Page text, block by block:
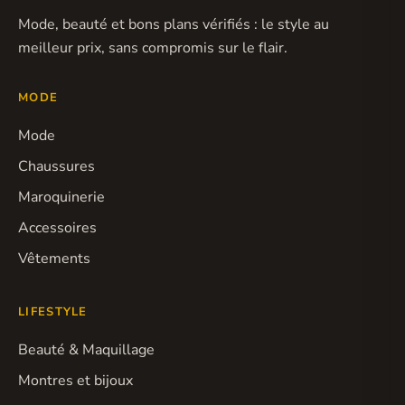
Mode, beauté et bons plans vérifiés : le style au
meilleur prix, sans compromis sur le flair.
MODE
Mode
Chaussures
Maroquinerie
Accessoires
Vêtements
LIFESTYLE
Beauté & Maquillage
Montres et bijoux